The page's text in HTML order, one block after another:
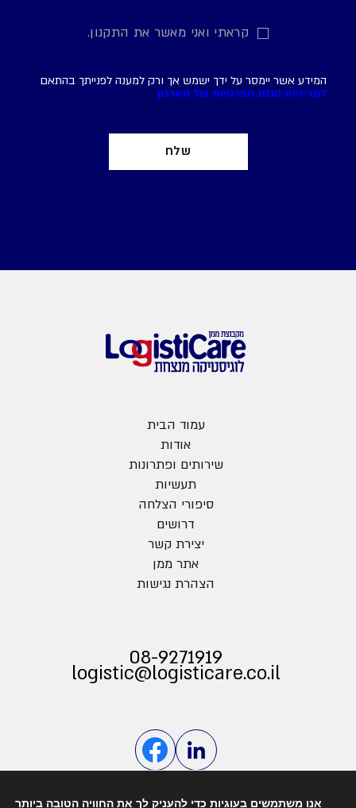
עמוד הבית
אודות
שירותים ופתרונות
תעשיות
סיפורי הצלחה
דרושים
יצירת קשר
אתר ממן
הצהרת נגישות
08-9271919
logistic@logisticare.co.il
Design&Code by Elevate
קראתי ואני מאשר את התקנון.
המידע אשר יימסר על ידך ישמש אך ורק למענה לפנייתך בהתאם
למדיניות הגנת הפרטיות של הארגון
אנו משתמשים בעוגיות כדי להעניק לך את החוויה הטובה ביותר